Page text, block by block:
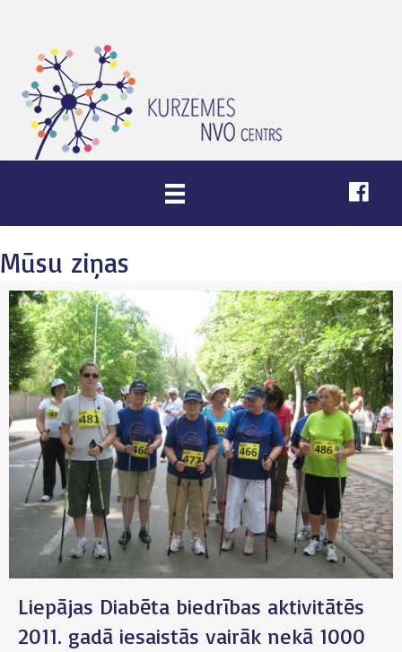
Mūsu ziņas
Liepājas Diabēta biedrības aktivitātēs
2011. gadā iesaistās vairāk nekā 1000